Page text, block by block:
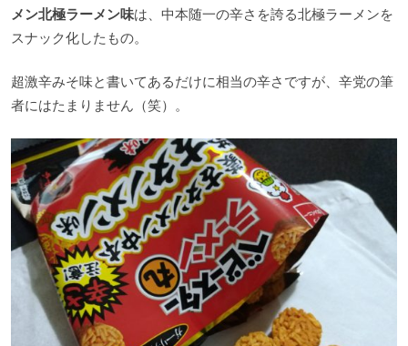
メン北極ラーメン味は、中本随一の辛さを誇る北極ラーメンを
スナック化したもの。
超激辛みそ味と書いてあるだけに相当の辛さですが、辛党の筆
者にはたまりません（笑）。